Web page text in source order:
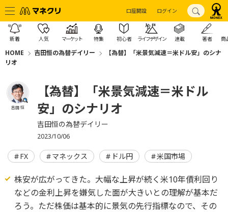
口座開設 ログイン
新着 人気 マーケット 特集 初心者 ライフデザイン 連載 著者 商
HOME 吉田恒の為替デイリー
【為替】「米景気減速＝米ドル安」のシナ
リオ
吉田 恒
【為替】「米景気減速＝米ドル
安」のシナリオ
吉田恒の為替デイリー
2023/10/06
FX マネックス ドル円 米国市場
株安が広がってきた。大幅な上昇が続く米10年債利回り
などの金利上昇を嫌気した面が大きいとの理解が基本だ
ろう。ただ株価は基本的に景気の先行指標なので、その